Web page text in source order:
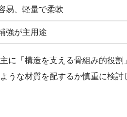
易、軽量で柔軟
強が主用途
に「構造を支える骨組み的役
うな材質を配するか慎重に検討